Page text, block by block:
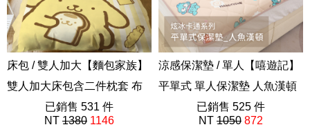
床包 / 雙人加大【麵包家族】
雙人加大床包含二件枕套 布
ABF201
已銷售 531 件
NT 1380 1146
涼感保潔墊 / 單人【嘻遊記】
平單式 單人保潔墊 人魚漢頓
醜魚 卡通 炫冰系列
已銷售 525 件
NT 1050 872